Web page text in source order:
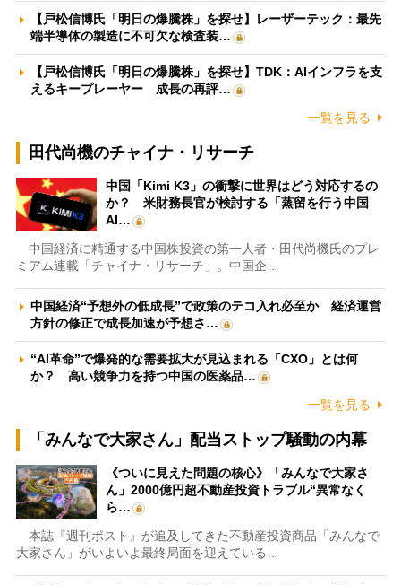
【戸松信博氏「明日の爆騰株」を探せ】レーザーテック：最先
端半導体の製造に不可欠な検査装…
【戸松信博氏「明日の爆騰株」を探せ】TDK：AIインフラを支
えるキープレーヤー 成長の再評…
一覧を見る
田代尚機のチャイナ・リサーチ
中国「Kimi K3」の衝撃に世界はどう対応するの
か？ 米財務長官が検討する「蒸留を行う中国
AI…
中国経済に精通する中国株投資の第一人者・田代尚機氏のプレ
ミアム連載「チャイナ・リサーチ」。中国企…
中国経済“予想外の低成長”で政策のテコ入れ必至か 経済運営
方針の修正で成長加速が予想さ…
“AI革命”で爆発的な需要拡大が見込まれる「CXO」とは何
か？ 高い競争力を持つ中国の医薬品…
一覧を見る
「みんなで大家さん」配当ストップ騒動の内幕
《ついに見えた問題の核心》「みんなで大家さ
ん」2000億円超不動産投資トラブル“異常なく
ら…
本誌『週刊ポスト』が追及してきた不動産投資商品「みんなで
大家さん」がいよいよ最終局面を迎えている…